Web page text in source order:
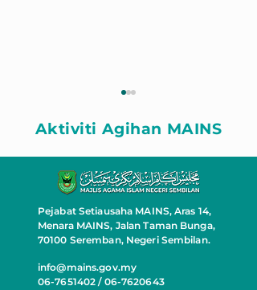
ZAKAT BANTU RUMAH
MAWADDAH
Aktiviti Agihan MAINS
Pejabat Setiausaha MAINS, Aras 14,
Menara MAINS, Jalan Taman Bunga,
70100 Seremban, Negeri Sembilan.
info@mains.gov.my
06-7651402 / 06-7620643